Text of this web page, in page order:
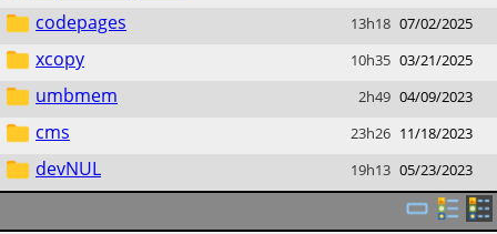
codepages 13h18 07/02/2025
xcopy 10h35 03/21/2025
umbmem 2h49 04/09/2023
cms 23h26 11/18/2023
devNUL 19h13 05/23/2023